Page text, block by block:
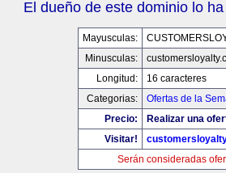
El dueño de este dominio lo
Mayusculas:
Minusculas:
Longitud:
16 caracteres
Categorias:
Ofertas de la
Precio:
Realizar una
Visitar!
Serán consideradas